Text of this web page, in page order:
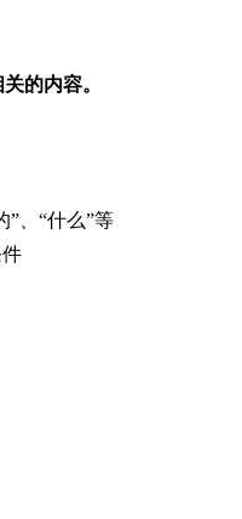
的内容。
”、“什么”等